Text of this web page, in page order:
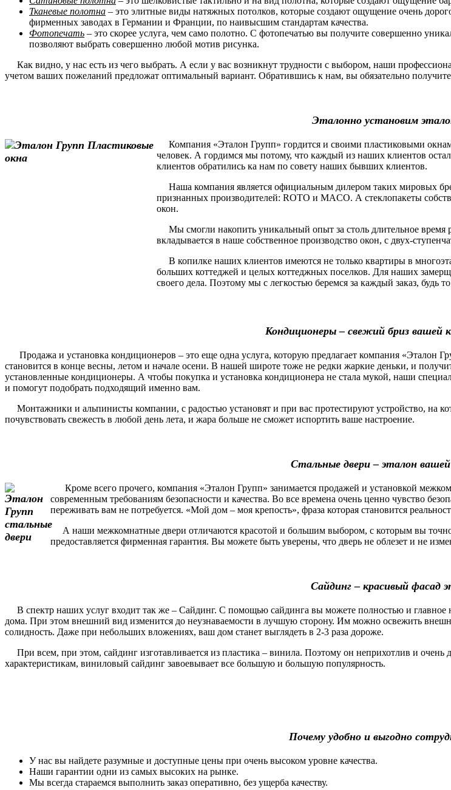
Тканевые полотна – это элитные виды натяжных потолков, которые создают ощущение очень
фирменных заводах в Германии и Франции, по наивысшим стандартам качества.
Фотопечать – это скорее услуга, чем само полотно. С фотопечатью вы получите совершенно
позволяют выбрать совершенно любой мотив рисунка.
Как видно, у нас есть из чего выбрать. А если у вас возникнут трудности с выбором, наши
учетом ваших пожеланий предложат оптимальный вариант. Обратившись к нам, вы обязательно
Эталонно установим
Компания «Эталон Групп» гордится и своими пластиковыми
человек. А гордимся мы потому, что каждый из наших клиентов
клиентов обратились ка нам по совету наших бывших клиентов.
Наша компания является официальным дилером таких мировых
признанных производителей: ROTO и MACO. А стеклопакеты
окон.
Мы смогли накопить уникальный опыт за столь длительное время
вкладывается в наше собственное производство окон, с двух-
В копилке наших клиентов имеются не только квартиры в
больших коттеджей и целых коттеджных поселков. Для наших
своего дела. Поэтому мы с легкостью беремся за каждый заказ,
Кондиционеры – свежий бриз вашей
Продажа и установка кондиционеров – это еще одна услуга, которую предлагает компания «Эталон
становится в конце весны, летом и начале осени. В нашей широте тоже не редки жаркие деньки, и
установленные кондиционеры. А чтобы покупка и установка кондиционера не стала мукой, наши
и помогут подобрать подходящий именно вам.
Монтажники и альпинисты компании, с радостью установят и при вас протестируют устройство, на
почувствовать свежесть в любой день лета, и жара больше не сможет испортить ваше настроение.
Стальные двери – эталон
Кроме всего прочего, компания «Эталон Групп» занимается продажей и установкой
современным требованиям безопасности и качества. Во все времена очень ценно чувство
переживать вам не потребуется. «Мой дом – моя крепость», фраза которая становится
А наши межкомнатные двери отличаются красотой и большим выбором, с которым вы точно
предоставляется фирменная гарантия. Вы можете быть уверены, что дверь не облезет и не
Сайдинг – красивый фасад
В спектр наших услуг входит так же – Сайдинг. С помощью сайдинга вы можете полностью и главное
дома. При этом внешний вид изменится до неузнаваемости в лучшую сторону. Им можно освежить
солидность. Даже при небольших вложениях, ваш дом станет выглядеть в 2-3 раза дороже.
При всем, при этом, сайдинг изготавливается из пластика – винила. Поэтому он неприхотлив и очень
характеристикам, виниловый сайдинг завоевывает все большую и большую популярность.
Почему удобно и выгодно
У нас вы найдете разумные и доступные цены при очень высоком уровне качества.
Наши гарантии одни из самых высоких на рынке.
Мы всегда стараемся выполнить заказ оперативно, без ущерба качеству.